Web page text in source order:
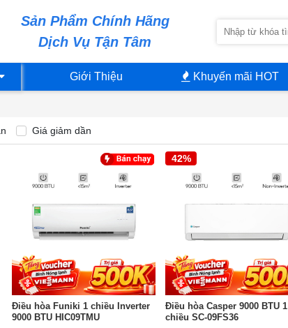
Sản Phẩm Chính Hãng
Dịch Vụ Tận Tâm
Giới Thiệu Khuyến mãi HOT
Giá giảm dần
Điều hòa Funiki 1 chiều Inverter
9000 BTU HIC09TMU
42%
Điều hòa Casper 9000 BTU 1
chiều SC-09FS36